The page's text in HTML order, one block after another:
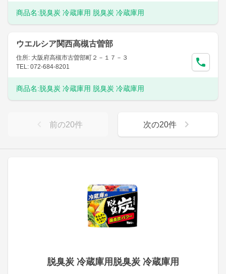
脱臭炭 冷蔵庫用脱臭炭 冷蔵庫用
商品名:脱臭炭 冷蔵庫用 脱臭炭 冷蔵庫用
ウエルシア関西高槻古曽部
住所: 大阪府高槻市古曽部町２－１７－３
TEL: 072-684-8201
商品名:脱臭炭 冷蔵庫用 脱臭炭 冷蔵庫用
前の20件 次の20件